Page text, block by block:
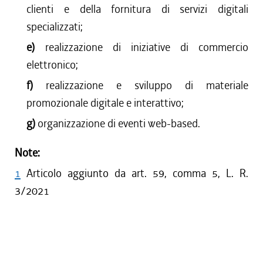
clienti e della fornitura di servizi digitali
specializzati;
e) realizzazione di iniziative di commercio
elettronico;
f) realizzazione e sviluppo di materiale
promozionale digitale e interattivo;
g) organizzazione di eventi web-based.
Note:
1 Articolo aggiunto da art. 59, comma 5, L. R.
3/2021